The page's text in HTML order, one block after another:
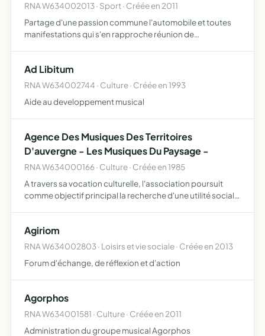
RNA W634002013 · Sport · Créée en 2011
Partage d'une passion commune l'automobile et toutes
manifestations qui s'en rapproche réunion de
sport automobile…
Ad Libitum
RNA W634002744 · Culture · Créée en 1993
Aide au developpement musical
Agence Des Musiques Des Territoires
D'auvergne - Les Musiques Du Paysage -
RNA W634000166 · Culture · Créée en 1985
A travers sa vocation culturelle, l'association poursuit
comme objectif principal la recherche d'une utilité sociale
Agiriom
RNA W634002803 · Loisirs et vie sociale · Créée en 2013
Forum d'échange, de réflexion et d'action
Agorphos
RNA W634001581 · Culture · Créée en 2011
Administration du groupe musical Agorphos